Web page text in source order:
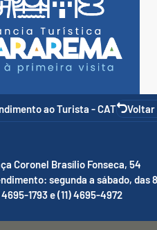
ao Turista - CAT Voltar
Coronel Brasílio Fonseca, 54
segunda a sábado, das 8
1793 e (11) 4695-4972